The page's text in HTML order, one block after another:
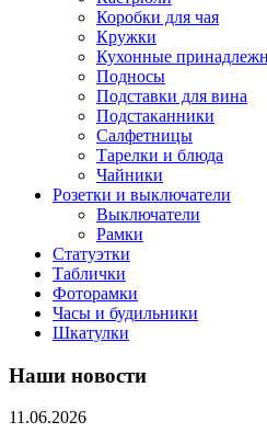
Коробки для чая
Кружки
Кухонные
Подносы
Подставки для вина
Подстаканники
Салфетницы
Тарелки и блюда
Чайники
Розетки и выключатели
Выключатели
Рамки
Статуэтки
Таблички
Фоторамки
Часы и будильники
Шкатулки
Наши новости
11.06.2026